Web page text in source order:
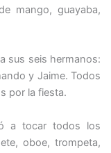
mango, guayaba,
sus seis hermanos:
y Jaime. Todos
por la fiesta.
a tocar todos los
oboe, trompeta,